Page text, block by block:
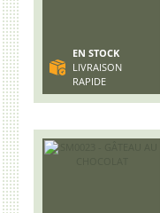
EN STOCK
LIVRAISON
RAPIDE